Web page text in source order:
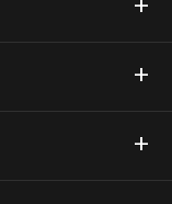
+
+
+